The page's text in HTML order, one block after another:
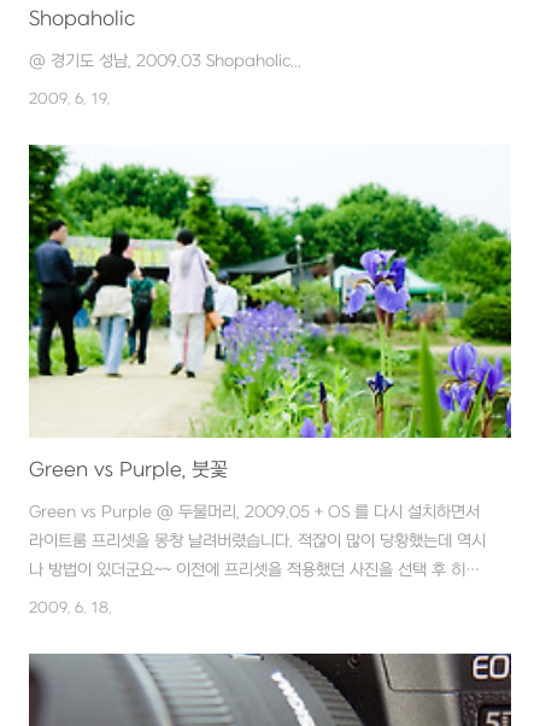
Shopaholic
@ 경기도 성남, 2009.03 Shopaholic...
2009. 6. 19.
Green vs Purple, 붓꽃
Green vs Purple @ 두물머리, 2009.05 + OS 를 다시 설치하면서
라이트룸 프리셋을 몽창 날려버렸습니다. 적잖이 많이 당황했는데 역시
나 방법이 있더군요~~ 이전에 프리셋을 적용했던 사진을 선택 후 히스
토리에서 프리셋을 선택한 곳을 클릭, 하나씩 다시 만들 수 있었습니다.
2009. 6. 18.